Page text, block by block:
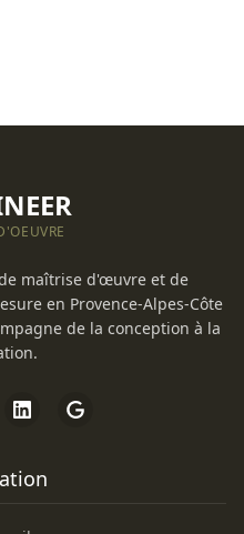
maîtrise d'œuvre et de
en Provence-Alpes-Côte
de la conception à la